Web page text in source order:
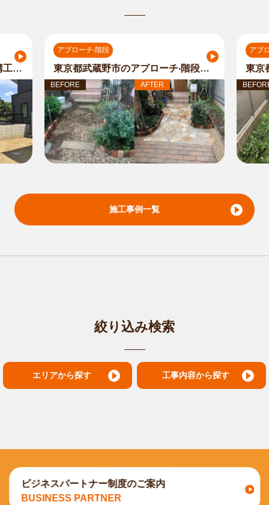
東京都武蔵野市N様邸の新築外構工事のアプローチ‧階段の作業内容
アプローチ‧階段
東京都武蔵野市のアプローチ‧階段の作業内容
BEFORE AFTER
アプ
施工事例一覧
絞り込み検索
エリアから探す 工事内容から探す
ビジネスパートナー制度のご案内
BUSINESS PARTNER